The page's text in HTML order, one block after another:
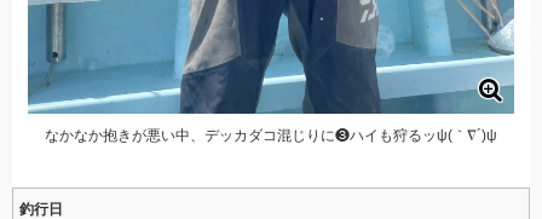
なかなか抱きが悪い中、デッカダコ混じりに❸ハイも狩るッψ(｀∇´)ψ
釣行日